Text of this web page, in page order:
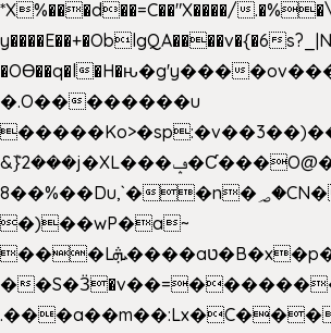
*X%���d��=C��"X����/
y����E��+�OblgQA����v�{�6
�OƟ��q�l�H�ԋ�g'y���
�.O��������u
&݉}2���j�XL���ݡ�Ƈ���O@��Ɵ~'��
8��%��Du,`��n�؃�CN�(��n��ւ���B�9��
�)��wP�a~
���Lܞ����aט�B�x�p�����+
�